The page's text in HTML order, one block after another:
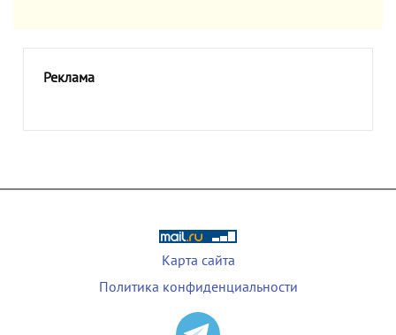
Реклама
Карта сайта
Политика конфиденциальности